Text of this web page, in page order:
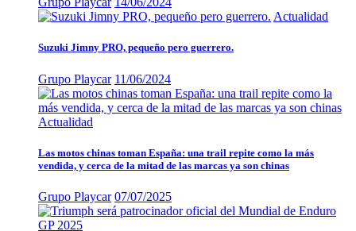
Actualidad
Suzuki Jimny PRO, pequeño pero guerrero.
Grupo Playcar 11/06/2024
Actualidad
Las motos chinas toman España: una trail repite como la más
vendida, y cerca de la mitad de las marcas ya son chinas
Grupo Playcar 07/07/2025